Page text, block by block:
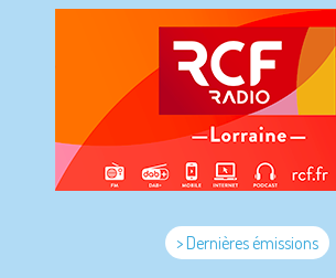
> Dernières émissions